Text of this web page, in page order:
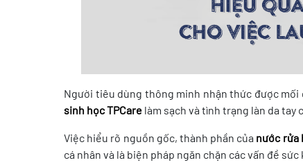
Người tiêu dùng thông minh nhận thức được mối
sinh học TPCare làm sạch và tình trạng làn da tay
Việc hiểu rõ nguồn gốc, thành phần của nước rửa
cá nhân và là biện pháp ngăn chặn các vấn đề sức